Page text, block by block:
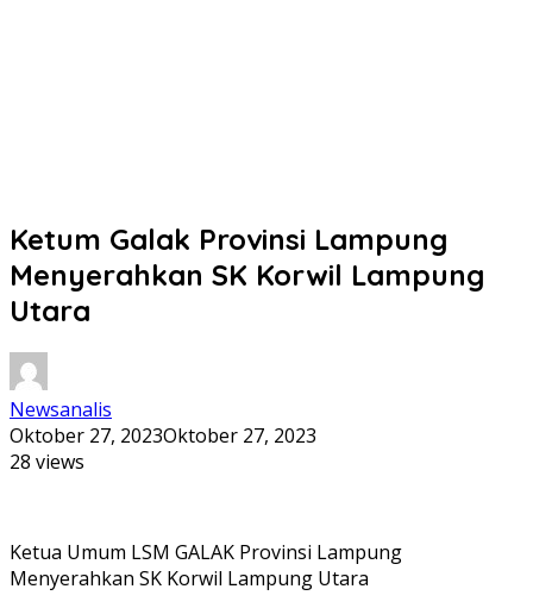
Ketum Galak Provinsi Lampung
Menyerahkan SK Korwil Lampung
Utara
Newsanalis
Oktober 27, 2023Oktober 27, 2023
28 views
Ketua Umum LSM GALAK Provinsi Lampung
Menyerahkan SK Korwil Lampung Utara